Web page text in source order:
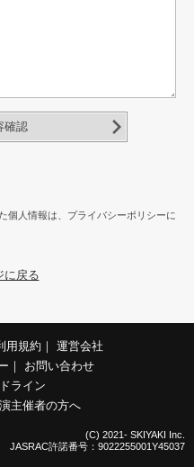
確認
個人情報は、プライバシーポリシーに
に戻る
用規約
運営会社
お問い合わせ
ライン
主催者の方へ
(C) 2021- SKIYAKI Inc.
JASRAC許諾番号：9022255001Y45037